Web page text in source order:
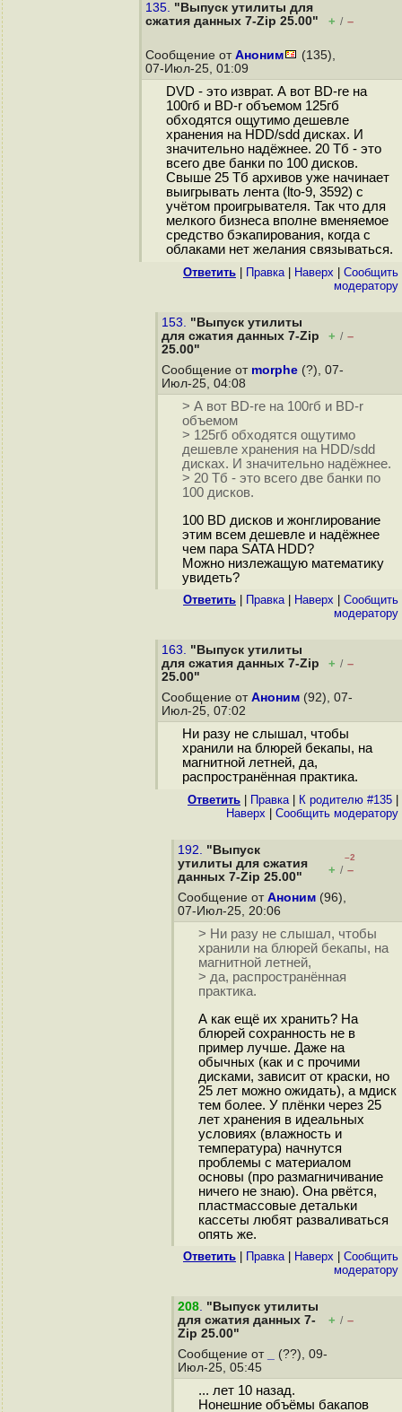
135. "Выпуск утилиты для
сжатия данных 7-Zip 25.00"
+ / –
Сообщение от Аноним
(135),
07-Июл-25, 01:09
DVD - это изврат. А вот BD-re на
100гб и BD-r объемом 125гб
обходятся ощутимо дешевле
хранения на HDD/sdd дисках. И
значительно надёжнее. 20 Тб - это
всего две банки по 100 дисков.
Свыше 25 Тб архивов уже начинает
выигрывать лента (lto-9, 3592) с
учётом проигрывателя. Так что для
мелкого бизнеса вполне вменяемое
средство бэкапирования, когда с
облаками нет желания связываться.
Ответить Правка| Наверх
Cообщить
модератору
153. "Выпуск утилиты
для сжатия данных 7-Zip
25.00"
+ / –
Сообщение от morphe (?), 07-
Июл-25, 04:08
> А вот BD-re на 100гб и BD-r
объемом
> 125гб обходятся ощутимо
дешевле хранения на HDD/sdd
дисках. И значительно надёжнее.
> 20 Тб - это всего две банки по
100 дисков.
100 BD дисков и жонглирование
этим всем дешевле и надёжнее
чем пара SATA HDD?
Можно низлежащую математику
увидеть?
Ответить Правка| Наверх
Cообщить
модератору
163. "Выпуск утилиты
для сжатия данных 7-Zip
25.00"
+ / –
Сообщение от Аноним (92), 07-
Июл-25, 07:02
Ни разу не слышал, чтобы
хранили на блюрей бекапы, на
магнитной летней, да,
распространённая практика.
Ответить Правка| К родителю #135
Наверх
Cообщить модератору
192. "Выпуск
утилиты для сжатия
данных 7-Zip 25.00"
–2
+ / –
Сообщение от Аноним (96),
07-Июл-25, 20:06
> Ни разу не слышал, чтобы
хранили на блюрей бекапы, на
магнитной летней,
> да, распространённая
практика.
А как ещё их хранить? На
блюрей сохранность не в
пример лучше. Даже на
обычных (как и с прочими
дисками, зависит от краски, но
25 лет можно ожидать), а мдиск
тем более. У плёнки через 25
лет хранения в идеальных
условиях (влажность и
температура) начнутся
проблемы с материалом
основы (про размагничивание
ничего не знаю). Она рвётся,
пластмассовые детальки
кассеты любят разваливаться
опять же.
Ответить Правка| Наверх
Cообщить
модератору
208. "Выпуск утилиты
для сжатия данных 7-
Zip 25.00"
+ / –
Сообщение от
(??), 09-
Июл-25, 05:45
... лет 10 назад.
Нонешние объёмы бакапов